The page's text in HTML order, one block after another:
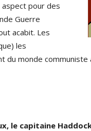
aspect pour des
Guerre
acabit. Les
les
du monde communiste
le capitaine